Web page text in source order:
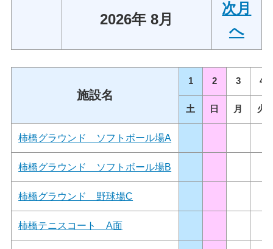
2026年 8月
次月
へ
施設名
1 2 3 4
土 日 月 火
柿橋グラウンド ソフトボール場A
柿橋グラウンド ソフトボール場B
柿橋グラウンド 野球場C
柿橋テニスコート A面